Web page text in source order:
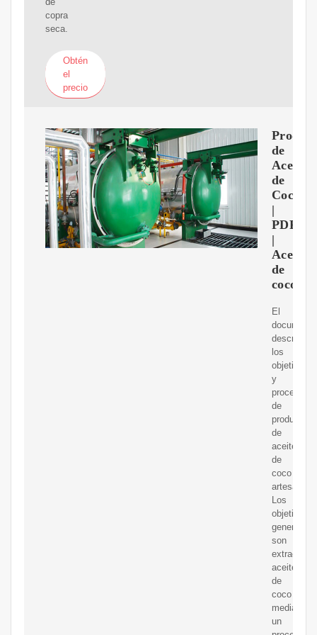
copra
seca.
Obtén
el
precio
de
Aceite
de
Coco
|
PDF
|
Aceite
de
coco
El
documento
describe
los
objetivos
y
proceso
de
producción
de
aceite
de
coco
artesanal.
Los
objetivos
generales
son
extraer
aceite
de
coco
mediante
un